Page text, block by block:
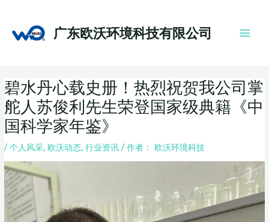
广东欧沃环境科技有限公司
碧水丹心载史册！热烈祝贺我公司掌
舵人苏俊利先生荣登国家级典籍《中
国科学家年鉴》
/个人风采,欧沃动态,行业资讯 / 作者： 欧沃环境科技
navigation